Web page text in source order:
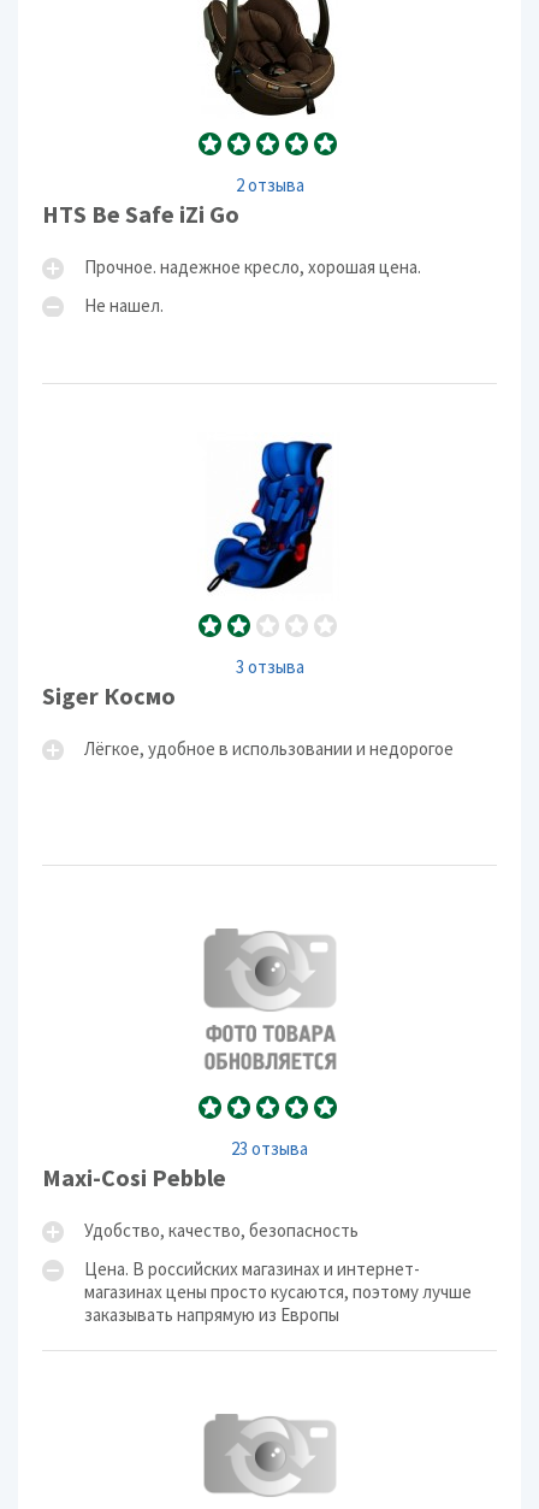
2 отзыва
HTS Be Safe iZi Go
Прочное. надежное кресло, хорошая цена.
Не нашел.
3 отзыва
Siger Космо
Лёгкое, удобное в использовании и недорогое
23 отзыва
Maxi-Cosi Pebble
Удобство, качество, безопасность
Цена. В российских магазинах и интернет-
магазинах цены просто кусаются, поэтому лучше
заказывать напрямую из Европы